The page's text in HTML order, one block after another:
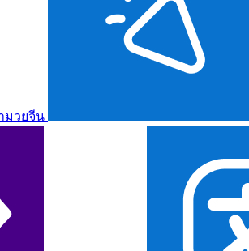
มวยจีน